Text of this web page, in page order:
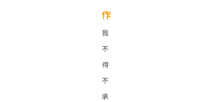
作
我
不
得
不
承